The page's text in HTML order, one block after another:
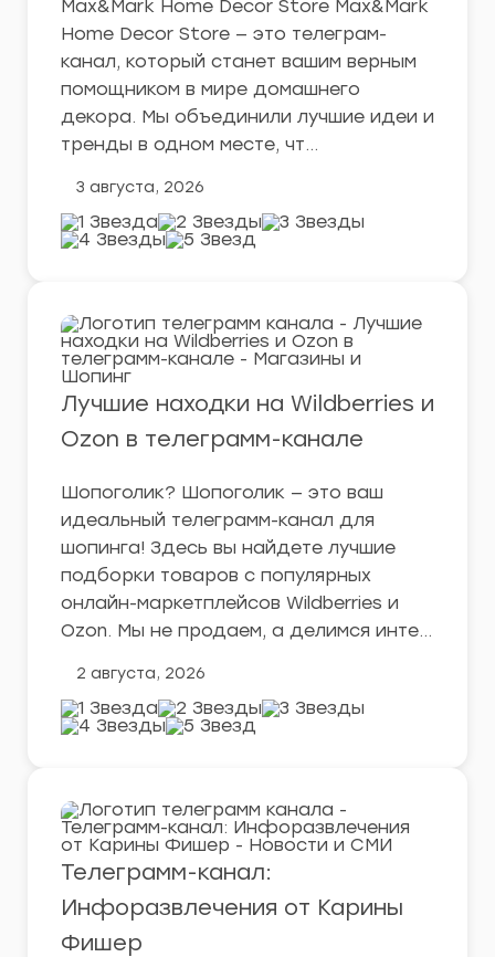
Max&Mark Home Decor Store Max&Mark
Home Decor Store — это телеграм-
канал, который станет вашим верным
помощником в мире домашнего
декора. Мы объединили лучшие идеи и
тренды в одном месте, чт…
3 августа, 2026
Лучшие находки на Wildberries и
Ozon в телеграмм-канале
Шопоголик? Шопоголик — это ваш
идеальный телеграмм-канал для
шопинга! Здесь вы найдете лучшие
подборки товаров с популярных
онлайн-маркетплейсов Wildberries и
Ozon. Мы не продаем, а делимся инте…
2 августа, 2026
Телеграмм-канал:
Инфоразвлечения от Карины
Фишер